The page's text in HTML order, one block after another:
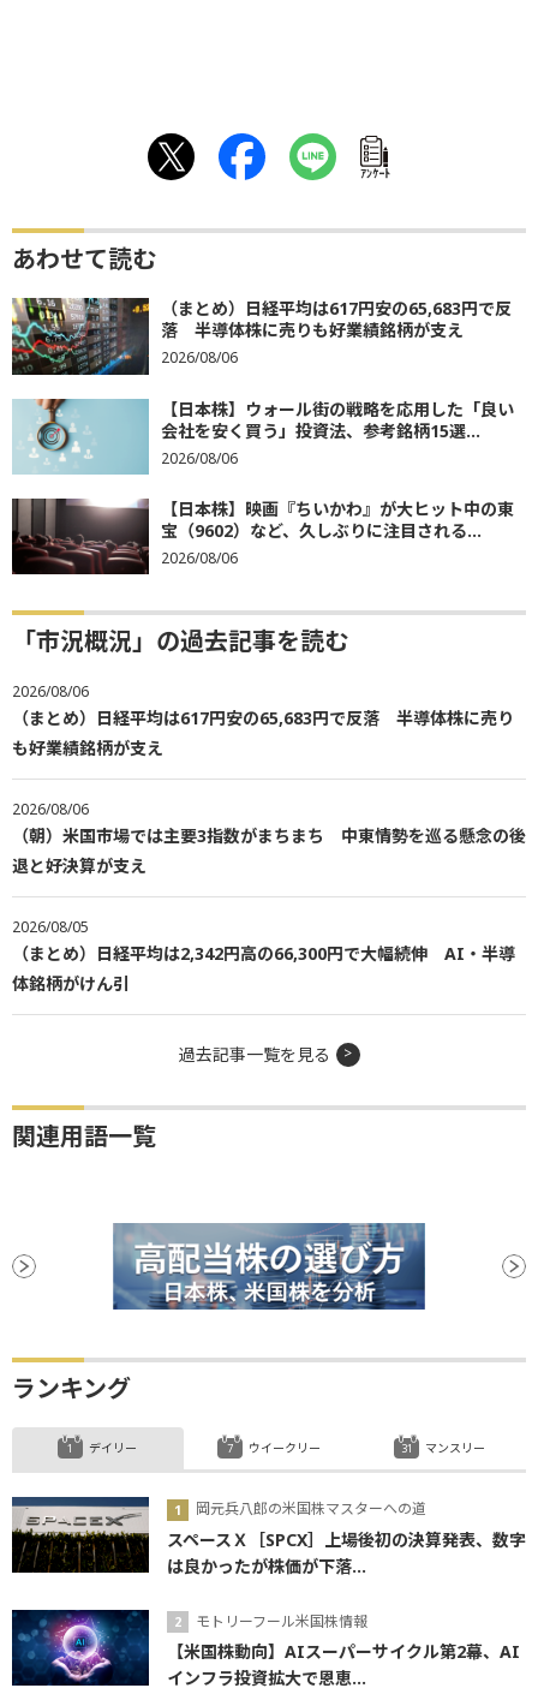
ｱﾝｹｰﾄ
あわせて読む
（まとめ）日経平均は617円安の65,683円で反
落 半導体株に売りも好業績銘柄が支え
2026/08/06
【日本株】ウォール街の戦略を応用した「良い
会社を安く買う」投資法、参考銘柄15選...
2026/08/06
【日本株】映画『ちいかわ』が大ヒット中の東
宝（9602）など、久しぶりに注目される...
2026/08/06
「市況概況」の過去記事を読む
2026/08/06
（まとめ）日経平均は617円安の65,683円で反落 半導体株に売り
も好業績銘柄が支え
2026/08/06
（朝）米国市場では主要3指数がまちまち 中東情勢を巡る懸念の後
退と好決算が支え
2026/08/05
（まとめ）日経平均は2,342円高の66,300円で大幅続伸 AI・半導
体銘柄がけん引
過去記事一覧を見る
関連用語一覧
ランキング
デイリー
岡元兵八郎の米国株マスターへの道
スペースＸ［SPCX］上場後初の決算発表、数字
は良かったが株価が下落...
モトリーフール米国株情報
【米国株動向】AIスーパーサイクル第2幕、AI
インフラ投資拡大で恩恵...
ウイークリー マンスリー